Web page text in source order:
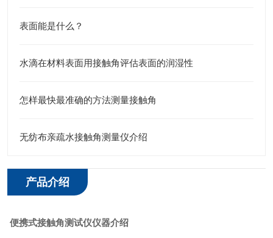
表面能是什么？
水滴在材料表面用接触角评估表面的润湿性
怎样最快最准确的方法测量接触角
无纺布亲疏水接触角测量仪介绍
产品介绍
便携式接触角测试仪仪器介绍